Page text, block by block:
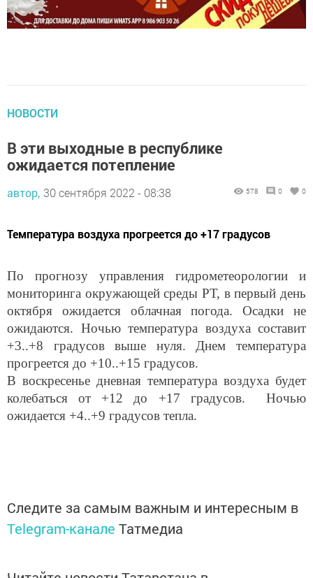
В эти выходные в республике
ожидается потепление
мониторинга окружающей среды РТ, в первый день
октября ожидается облачная погода. Осадки не
ожидаются. Ночью температура воздуха составит
+3..+8 градусов выше нуля. Днем температура
прогреется до +10..+15 градусов.
В воскресенье дневная температура воздуха будет
колебаться от +12 до +17 градусов. Ночью
ожидается +4..+9 градусов тепла.
Telegram-каналеТатмедиа
Читайте новости Татарстана в